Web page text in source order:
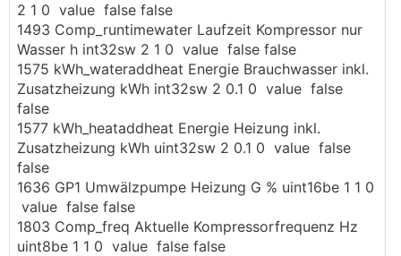
2 1 0 value false false
1493 Comp_runtimewater Laufzeit Kompressor nur
Wasser h int32sw 2 1 0 value false false
1575 kWh_wateraddheat Energie Brauchwasser inkl.
Zusatzheizung kWh int32sw 2 0.1 0 value false
false
1577 kWh_heataddheat Energie Heizung inkl.
Zusatzheizung kWh uint32sw 2 0.1 0 value false
false
1636 GP1 Umwälzpumpe Heizung G % uint16be 1 1 0
value false false
1803 Comp_freq Aktuelle Kompressorfrequenz Hz
uint8be 1 1 0 value false false